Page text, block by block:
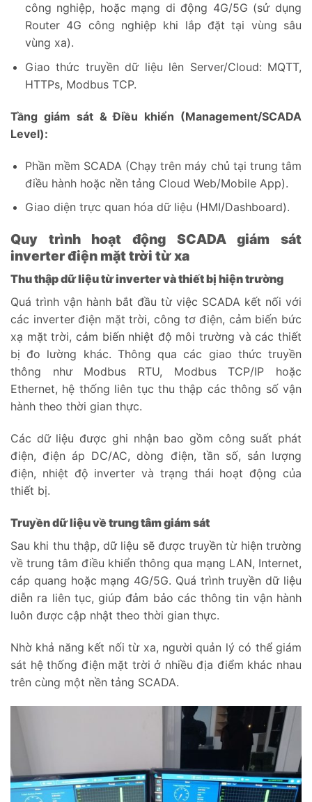
công nghiệp, hoặc mạng di động 4G/5G (sử dụng
Router 4G công nghiệp khi lắp đặt tại vùng sâu
vùng xa).
Giao thức truyền dữ liệu lên Server/Cloud: MQTT,
HTTPs, Modbus TCP.
Tầng giám sát & Điều khiển (Management/SCADA
Level):
Phần mềm SCADA (Chạy trên máy chủ tại trung tâm
điều hành hoặc nền tảng Cloud Web/Mobile App).
Giao diện trực quan hóa dữ liệu (HMI/Dashboard).
Quy trình hoạt động SCADA giám sát
inverter điện mặt trời từ xa
Thu thập dữ liệu từ inverter và thiết bị hiện trường
Quá trình vận hành bắt đầu từ việc SCADA kết nối với
các inverter điện mặt trời, công tơ điện, cảm biến bức
xạ mặt trời, cảm biến nhiệt độ môi trường và các thiết
bị đo lường khác. Thông qua các giao thức truyền
thông như Modbus RTU, Modbus TCP/IP hoặc
Ethernet, hệ thống liên tục thu thập các thông số vận
hành theo thời gian thực.
Các dữ liệu được ghi nhận bao gồm công suất phát
điện, điện áp DC/AC, dòng điện, tần số, sản lượng
điện, nhiệt độ inverter và trạng thái hoạt động của
thiết bị.
Truyền dữ liệu về trung tâm giám sát
Sau khi thu thập, dữ liệu sẽ được truyền từ hiện trường
về trung tâm điều khiển thông qua mạng LAN, Internet,
cáp quang hoặc mạng 4G/5G. Quá trình truyền dữ liệu
diễn ra liên tục, giúp đảm bảo các thông tin vận hành
luôn được cập nhật theo thời gian thực.
Nhờ khả năng kết nối từ xa, người quản lý có thể giám
sát hệ thống điện mặt trời ở nhiều địa điểm khác nhau
trên cùng một nền tảng SCADA.